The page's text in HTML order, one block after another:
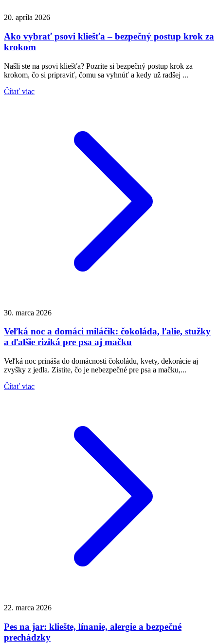
20. apríla 2026
Ako vybrať psovi kliešťa – bezpečný postup krok za
krokom
Našli ste na psovi kliešťa? Pozrite si bezpečný postup krok za
krokom, čo si pripraviť, čomu sa vyhnúť a kedy už radšej ...
Čítať viac
30. marca 2026
Veľká noc a domáci miláčik: čokoláda, ľalie, stužky
a ďalšie riziká pre psa aj mačku
Veľká noc prináša do domácnosti čokoládu, kvety, dekorácie aj
zvyšky z jedla. Zistite, čo je nebezpečné pre psa a mačku,...
Čítať viac
22. marca 2026
Pes na jar: kliešte, línanie, alergie a bezpečné
prechádzky